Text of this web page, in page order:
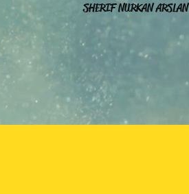
SHERIF NURKAN ARSLAN